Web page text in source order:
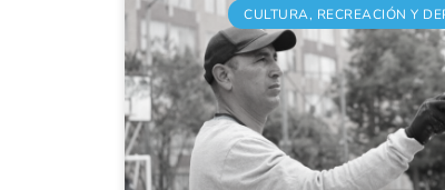
CULTURA, RECREACIÓN Y